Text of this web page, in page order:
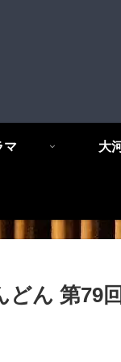
マ 大
どん 第79